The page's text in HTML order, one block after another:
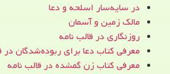
در سایه‌سار اسلحه و دعا
مالک زمین و آسمان
روزنگاری در قالب نامه
معرفی کتاب دعا برای ربوده‌شدگان در
معرفی کتاب زن‌ گمشده در قالب نامه